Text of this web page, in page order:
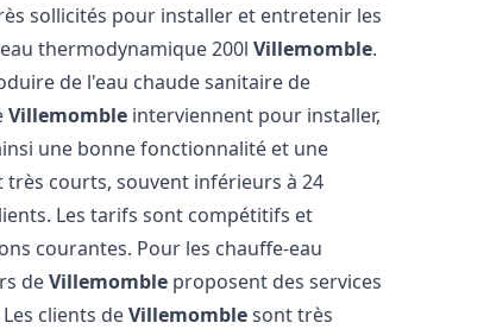
sollicités pour installer et entretenir les
thermodynamique 200lVillemomble.
de l'eau chaude sanitaire de
Villemomble interviennent pour installer,
une bonne fonctionnalité et une
courts, souvent inférieurs à 24
Les tarifs sont compétitifs et
courantes. Pour les chauffe-eau
deVillemomble proposent des services
clients deVillemomblesont très